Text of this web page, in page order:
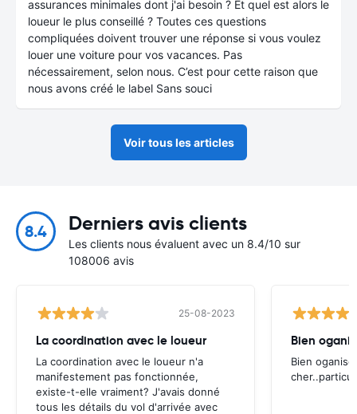
assurances minimales dont j'ai besoin ? Et quel est alors le
loueur le plus conseillé ? Toutes ces questions
compliquées doivent trouver une réponse si vous voulez
louer une voiture pour vos vacances. Pas
nécessairement, selon nous. C’est pour cette raison que
nous avons créé le label Sans souci
Voir tous les articles
8.4 Derniers avis clients
Les clients nous évaluent avec un 8.4/10 sur
108006 avis
25-08-2023
La coordination avec le loueur
La coordination avec le loueur n'a
manifestement pas fonctionnée,
existe-t-elle vraiment? J'avais donné
tous les détails du vol d'arrivée avec
Bien
Bien